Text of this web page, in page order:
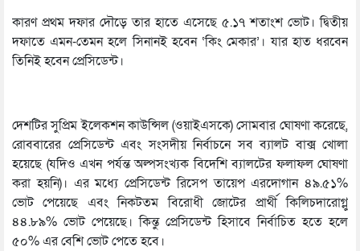
কারণ প্রথম দফার দৌড়ে তার হাতে এসেছে ৫.১৭ শতাংশ ভোট। দ্বিতীয়
দফাতে এমন-তেমন হলে সিনানই হবেন ‘কিং মেকার’। যার হাত ধরবেন
তিনিই হবেন প্রেসিডেন্ট।
দেশটির সুপ্রিম ইলেকশন কাউন্সিল (ওয়াইএসকে) সোমবার ঘোষণা করেছে,
রোববারের প্রেসিডেন্ট এবং সংসদীয় নির্বাচনে সব ব্যালট বাক্স খোলা
হয়েছে (যদিও এখন পর্যন্ত অল্পসংখ্যক বিদেশি ব্যালটের ফলাফল ঘোষণা
করা হয়নি)। এর মধ্যে প্রেসিডেন্ট রিসেপ তায়েপ এরদোগান ৪৯.৫১%
ভোট পেয়েছে এবং নিকটতম বিরোধী জোটের প্রার্থী কিলিচদারোগ্লু
৪৪.৮৯% ভোট পেয়েছে। কিন্তু প্রেসিডেন্ট হিসাবে নির্বাচিত হতে হলে
৫০% এর বেশি ভোট পেতে হবে।